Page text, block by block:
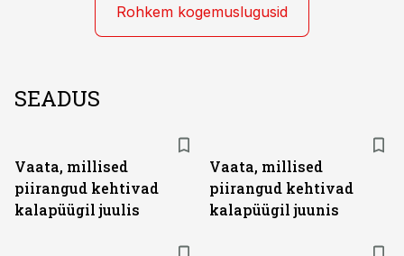
Rohkem kogemuslugusid
SEADUS
Vaata, millised
piirangud kehtivad
kalapüügil juulis
Vaata, millised
piirangud kehtivad
kalapüügil juunis